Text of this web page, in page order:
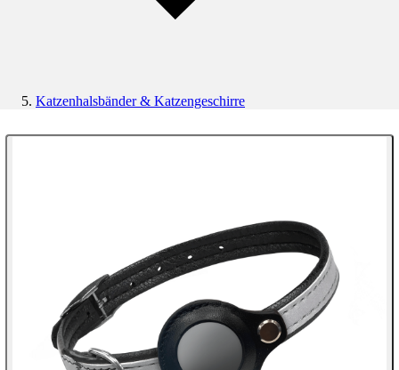
Katzenhalsbänder & Katzengeschirre